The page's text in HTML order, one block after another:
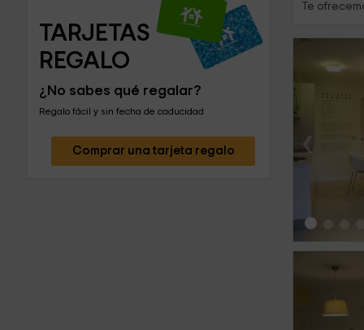
TARJETAS
REGALO
¿No sabes qué regalar?
Regalo fácil y sin fecha de caducidad
Comprar una tarjeta regalo
Te
‹